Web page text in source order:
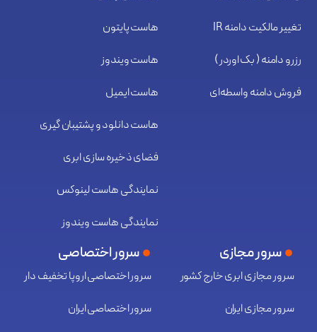
تغییر مالکیت دامنه IR
رزرو دامنه ( بک اوردر )
فروش دامنه واسطه‌ای
هاست پایتون
هاست ویندوز
هاست ایمیل
هاست دانلود و پشتیبان گیری
فضای ذخیره سازی ابری
نمایندگی هاست لینوکس
نمایندگی هاست ویندوز
سرور مجازی
سرور مجازی ابری خارج کشور
سرور مجازی ایران
سرور اختصاصی
سرور اختصاصی اروپا تخفیف دار
سرور اختصاصی ایران